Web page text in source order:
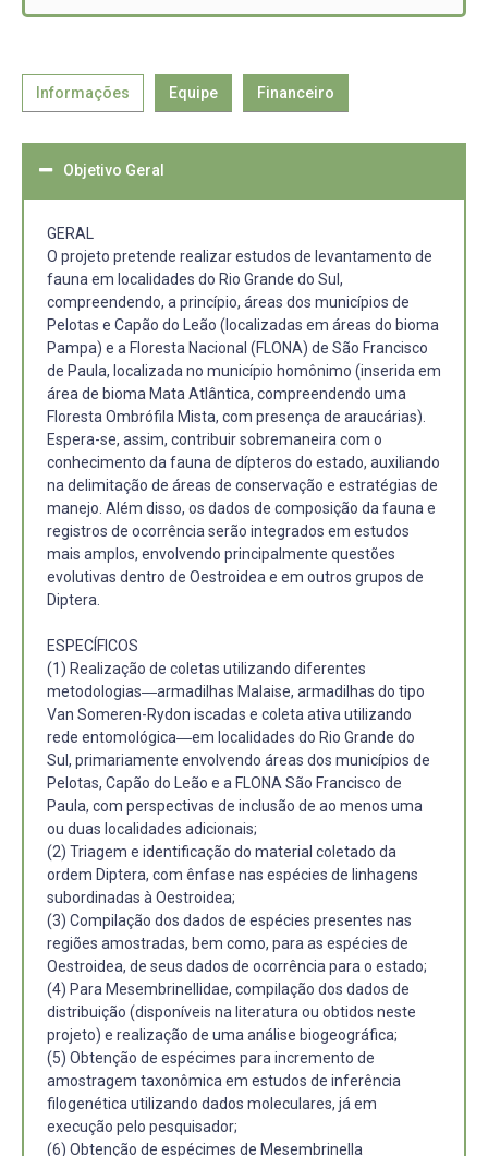
Informações Equipe Financeiro
Objetivo Geral
GERAL
O projeto pretende realizar estudos de levantamento de
fauna em localidades do Rio Grande do Sul,
compreendendo, a princípio, áreas dos municípios de
Pelotas e Capão do Leão (localizadas em áreas do bioma
Pampa) e a Floresta Nacional (FLONA) de São Francisco
de Paula, localizada no município homônimo (inserida em
área de bioma Mata Atlântica, compreendendo uma
Floresta Ombrófila Mista, com presença de araucárias).
Espera-se, assim, contribuir sobremaneira com o
conhecimento da fauna de dípteros do estado, auxiliando
na delimitação de áreas de conservação e estratégias de
manejo. Além disso, os dados de composição da fauna e
registros de ocorrência serão integrados em estudos
mais amplos, envolvendo principalmente questões
evolutivas dentro de Oestroidea e em outros grupos de
Diptera.
ESPECÍFICOS
(1) Realização de coletas utilizando diferentes
metodologias―armadilhas Malaise, armadilhas do tipo
Van Someren-Rydon iscadas e coleta ativa utilizando
rede entomológica―em localidades do Rio Grande do
Sul, primariamente envolvendo áreas dos municípios de
Pelotas, Capão do Leão e a FLONA São Francisco de
Paula, com perspectivas de inclusão de ao menos uma
ou duas localidades adicionais;
(2) Triagem e identificação do material coletado da
ordem Diptera, com ênfase nas espécies de linhagens
subordinadas à Oestroidea;
(3) Compilação dos dados de espécies presentes nas
regiões amostradas, bem como, para as espécies de
Oestroidea, de seus dados de ocorrência para o estado;
(4) Para Mesembrinellidae, compilação dos dados de
distribuição (disponíveis na literatura ou obtidos neste
projeto) e realização de uma análise biogeográfica;
(5) Obtenção de espécimes para incremento de
amostragem taxonômica em estudos de inferência
filogenética utilizando dados moleculares, já em
execução pelo pesquisador;
(6) Obtenção de espécimes de Mesembrinella